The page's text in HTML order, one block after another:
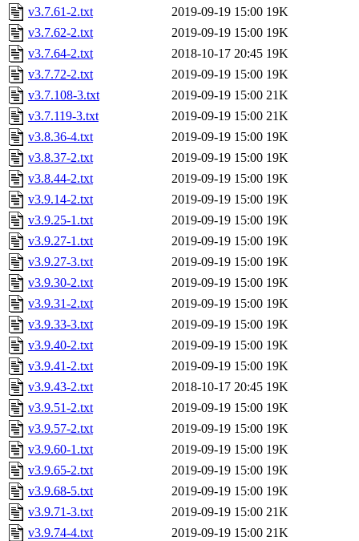
v3.7.61-2.txt
2019-09-19 15:00 19K
v3.7.62-2.txt
2019-09-19 15:00 19K
v3.7.64-2.txt
2018-10-17 20:45 19K
v3.7.72-2.txt
2019-09-19 15:00 19K
v3.7.108-3.txt
2019-09-19 15:00 21K
v3.7.119-3.txt
2019-09-19 15:00 21K
v3.8.36-4.txt
2019-09-19 15:00 19K
v3.8.37-2.txt
2019-09-19 15:00 19K
v3.8.44-2.txt
2019-09-19 15:00 19K
v3.9.14-2.txt
2019-09-19 15:00 19K
v3.9.25-1.txt
2019-09-19 15:00 19K
v3.9.27-1.txt
2019-09-19 15:00 19K
v3.9.27-3.txt
2019-09-19 15:00 19K
v3.9.30-2.txt
2019-09-19 15:00 19K
v3.9.31-2.txt
2019-09-19 15:00 19K
v3.9.33-3.txt
2019-09-19 15:00 19K
v3.9.40-2.txt
2019-09-19 15:00 19K
v3.9.41-2.txt
2019-09-19 15:00 19K
v3.9.43-2.txt
2018-10-17 20:45 19K
v3.9.51-2.txt
2019-09-19 15:00 19K
v3.9.57-2.txt
2019-09-19 15:00 19K
v3.9.60-1.txt
2019-09-19 15:00 19K
v3.9.65-2.txt
2019-09-19 15:00 19K
v3.9.68-5.txt
2019-09-19 15:00 19K
v3.9.71-3.txt
2019-09-19 15:00 21K
v3.9.74-4.txt
2019-09-19 15:00 21K